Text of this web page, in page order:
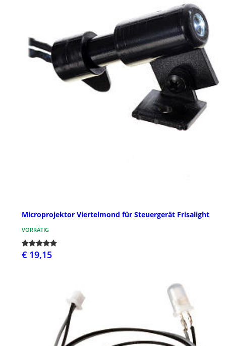
Microprojektor Viertelmond für Steuergerät Frisalight
VORRÄTIG
€ 19,15